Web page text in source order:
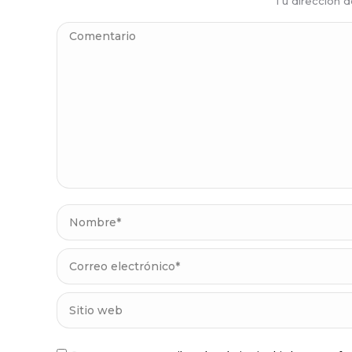
Comentario
Nombre *
Correo electrónico *
Sitio web